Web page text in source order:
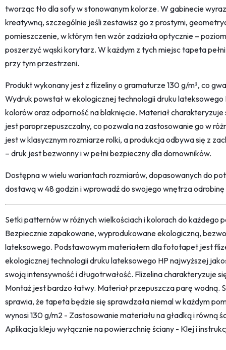
tworząc tło dla sofy w stonowanym kolorze. W gabinecie
kreatywną, szczególnie jeśli zestawisz go z prostymi,
pomieszczenie, w którym ten wzór zadziała optycznie –
poszerzyć wąski korytarz. W każdym z tych miejsc tapeta
przy tym przestrzeni.
Produkt wykonany jest z flizeliny o gramaturze 130 g/m², co
Wydruk powstał w ekologicznej technologii druku
kolorów oraz odporność na blaknięcie. Materiał
jest paroprzepuszczalny, co pozwala na zastosowanie go w
jest w klasycznym rozmiarze rolki, a produkcja odbywa się z
– druk jest bezwonny i w pełni bezpieczny dla domowników.
Dostępna w wielu wariantach rozmiarów, dopasowanych do
dostawą w 48 godzin i wprowadź do swojego wnętrza
Setki patternów w różnych wielkościach i kolorach do każdego
Bezpiecznie zapakowane, wyprodukowane ekologiczną,
lateksowego. Podstawowym materiałem dla fototapet jest
ekologicznej technologii druku lateksowego HP najwyższej
swoją intensywność i długotrwałość. Flizelina charakteryzuje
Montaż jest bardzo łatwy. Materiał przepuszcza parę wodną.
sprawia, że tapeta będzie się sprawdzała niemal w każdym
wynosi 130 g/m2 - Zastosowanie materiału na gładką i równą
Aplikacja kleju wyłącznie na powierzchnię ściany - Klej i